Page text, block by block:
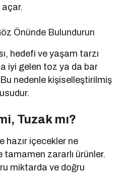
açar.
Önünde Bulundurun
hedefi ve yaşam tarzı
iyi gelen toz ya da bar
nedenle kişiselleştirilmiş
Tuzak mı?
hazır içecekler ne
tamamen zararlı ürünler.
miktarda ve doğru